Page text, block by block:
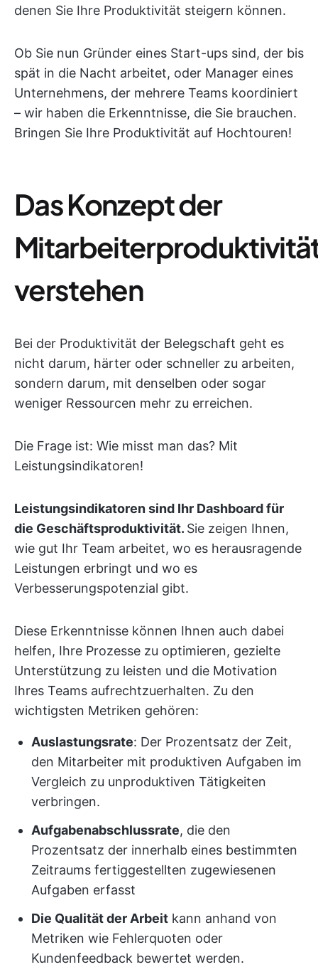
denen Sie Ihre Produktivität steigern können.
Ob Sie nun Gründer eines Start-ups sind, der bis
spät in die Nacht arbeitet, oder Manager eines
Unternehmens, der mehrere Teams koordiniert
– wir haben die Erkenntnisse, die Sie brauchen.
Bringen Sie Ihre Produktivität auf Hochtouren!
Das Konzept der
verstehen
Bei der Produktivität der Belegschaft geht es
nicht darum, härter oder schneller zu arbeiten,
sondern darum, mit denselben oder sogar
weniger Ressourcen mehr zu erreichen.
Die Frage ist: Wie misst man das? Mit
Leistungsindikatoren!
Leistungsindikatoren sind Ihr Dashboard für
die Geschäftsproduktivität. Sie zeigen Ihnen,
wie gut Ihr Team arbeitet, wo es herausragende
Leistungen erbringt und wo es
Verbesserungspotenzial gibt.
Diese Erkenntnisse können Ihnen auch dabei
helfen, Ihre Prozesse zu optimieren, gezielte
Unterstützung zu leisten und die Motivation
Ihres Teams aufrechtzuerhalten. Zu den
wichtigsten Metriken gehören:
Auslastungsrate: Der Prozentsatz der Zeit,
den Mitarbeiter mit produktiven Aufgaben im
Vergleich zu unproduktiven Tätigkeiten
verbringen.
Aufgabenabschlussrate, die den
Prozentsatz der innerhalb eines bestimmten
Zeitraums fertiggestellten zugewiesenen
Aufgaben erfasst
Die Qualität der Arbeit kann anhand von
Metriken wie Fehlerquoten oder
Kundenfeedback bewertet werden.